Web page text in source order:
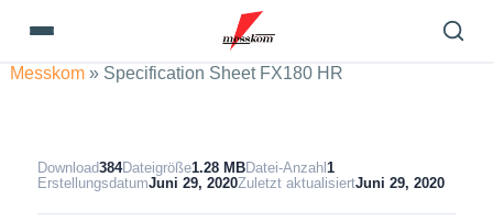
Messkom » Specification Sheet FX180 HR
Download384Dateigröße1.28 MBDatei-Anzahl 1
ErstellungsdatumJuni 29, 2020Zuletzt aktualisiertJuni 29, 2020